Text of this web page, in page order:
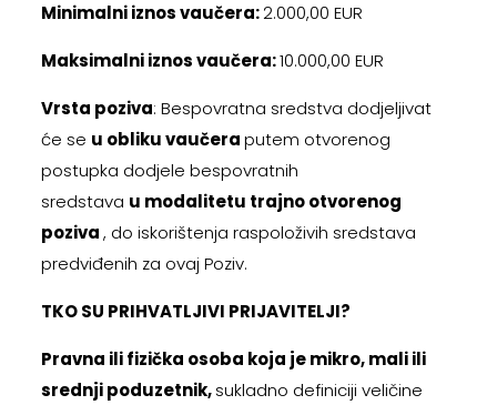
Minimalni iznos vaučera:2.000,00 EUR
Maksimalni iznos vaučera:10.000,00 EUR
Vrsta poziva: Bespovratna sredstva dodjeljivat
će se u obliku vaučeraputem otvorenog
postupka dodjele bespovratnih
sredstava u modalitetu trajno otvorenog
poziva, do iskorištenja raspoloživih sredstava
predviđenih za ovaj Poziv.
TKO SU PRIHVATLJIVI PRIJAVITELJI?
Pravna ili fizička osoba koja je mikro, mali ili
srednji poduzetnik,sukladno definiciji veličine